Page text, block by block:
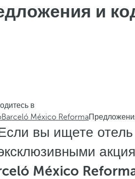
и
в
Barceló México Reforma
вы ищете
México